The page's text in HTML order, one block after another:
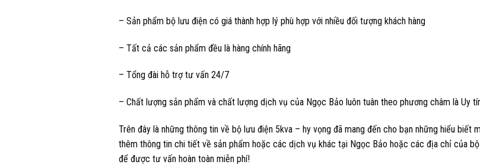
– Sản phẩm bộ lưu điện có giá thành hợp lý phù hợp với nhiều đối tượng khách hàng
– Tất cả các sản phẩm đều là hàng chính hãng
– Tổng đài hỗ trợ tư vấn 24/7
– Chất lượng sản phẩm và chất lượng dịch vụ của Ngọc Bảo luôn tuân theo phương châm là Uy
Trên đây là những thông tin về bộ lưu điện 5kva – hy vọng đã mang đến cho bạn những hiểu biết
thêm thông tin chi tiết về sản phẩm hoặc các dịch vụ khác tại Ngọc Bảo hoặc các địa chỉ của
để được tư vấn hoàn toàn miễn phí!